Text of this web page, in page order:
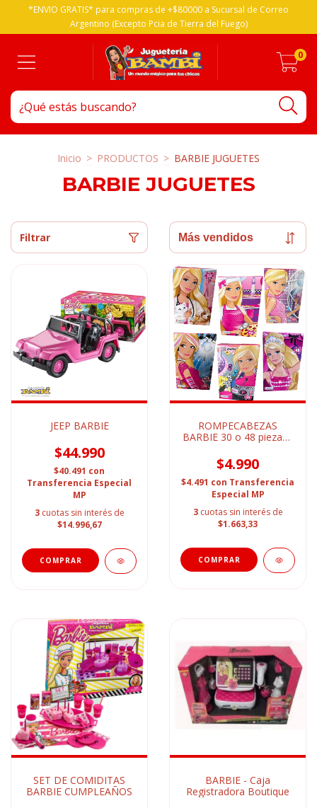
*ENVIO GRATIS* para compras de +$80000 a Sucursal de Correo
Argentino (Excepto Pcia de Tierra del Fuego)
0
Inicio > PRODUCTOS > BARBIE JUGUETES
BARBIE JUGUETES
Filtrar
JEEP BARBIE
$44.990
$40.491 con
Transferencia Especial
MP
3 cuotas sin interés de
$14.996,67
ROMPECABEZAS
BARBIE 30 o 48 piezas -
$4.990
$4.491 con Transferencia
Especial MP
3 cuotas sin interés de
$1.663,33
COMPRAR
SET DE COMIDITAS
BARBIE CUMPLEAÑOS
BARBIE - Caja
Registradora Boutique